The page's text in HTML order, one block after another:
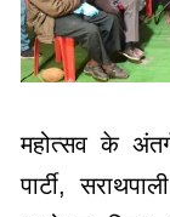
महोत्सव के
पार्टी,